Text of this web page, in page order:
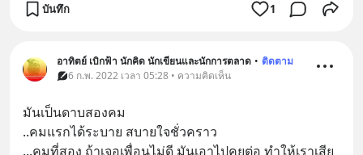
บันทึก 1
อาทิตย์ เบิกฟ้า นักคิด นักเขียนและนักการตลาด • ติดตาม
6 ก.พ. 2022 เวลา 05:28 • ความคิดเห็น
มันเป็นดาบสองคม
..คมแรกได้ระบาย สบายใจชั่วคราว
...คมที่สอง ถ้าเจอเพื่อนไม่ดี มันเอาไปคุยต่อ ทำให้เราเสีย